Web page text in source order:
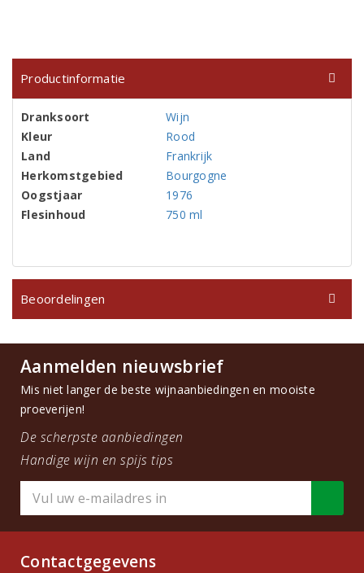
Productinformatie
Dranksoort
Wijn
Kleur
Rood
Land
Frankrijk
Herkomstgebied
Bourgogne
Oogstjaar
1976
Flesinhoud
750 ml
Beoordelingen
Aanmelden nieuwsbrief
Mis niet langer de beste wijnaanbiedingen en mooiste
proeverijen!
De scherpste aanbiedingen
Handige wijn en spijs tips
Contactgegevens